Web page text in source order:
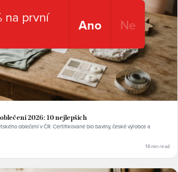
2026: 10 nejlepších
oblečení v ČR. Certifikované bio bavlny, české výrobce a
14 min read
na první
Ano Ne